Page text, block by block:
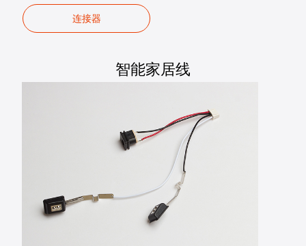
连接器
智能家居线